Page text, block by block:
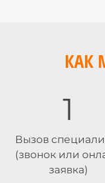
КАК
1
Вызов
(звонок или
заявка)